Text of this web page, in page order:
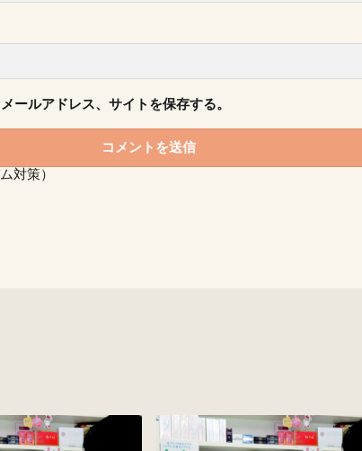
ールアドレス、サイトを保存する。
対策）